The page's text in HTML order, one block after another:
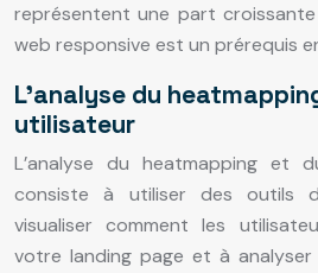
représentent une part
web responsive est un prérequis
L’analyse du
utilisateur
L’analyse du heatmapping et
consiste à utiliser des outils
visualiser comment les
votre landing page et à